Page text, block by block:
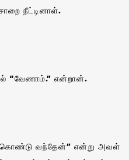
நீட்டினாள்.
“வேணாம்.” என்றான்.
கொண்டு வந்தேன்” என்று அவள்